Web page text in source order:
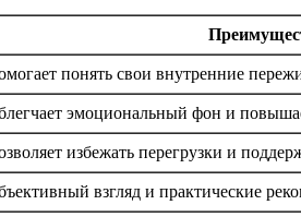
понять свои внутренние
эмоциональный фон и
избежать перегрузки и
взгляд и практические